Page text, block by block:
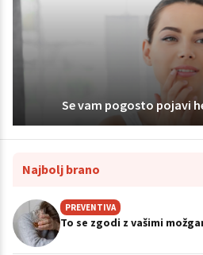
Se vam pogosto pojavi
Najbolj brano
PREVENTIVA
To se zgodi z vašimi